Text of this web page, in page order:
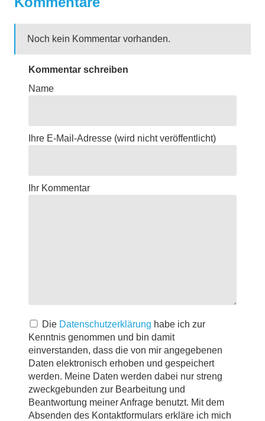
Noch kein Kommentar vorhanden.
Kommentar schreiben
Name
Ihre E-Mail-Adresse (wird nicht veröffentlicht)
Ihr Kommentar
Die Datenschutzerklärung habe ich zur
Kenntnis genommen und bin damit
einverstanden, dass die von mir angegebenen
Daten elektronisch erhoben und gespeichert
werden. Meine Daten werden dabei nur streng
zweckgebunden zur Bearbeitung und
Beantwortung meiner Anfrage benutzt. Mit dem
Absenden des Kontaktformulars erkläre ich mich